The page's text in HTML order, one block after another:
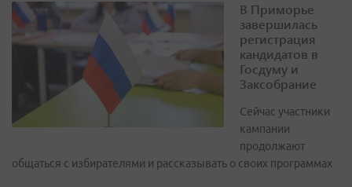
В Приморье
завершилась
регистрация
кандидатов в
Госдуму и
Заксобрание
Сейчас участники
кампании
продолжают
общаться с избирателями и рассказывать о своих программах